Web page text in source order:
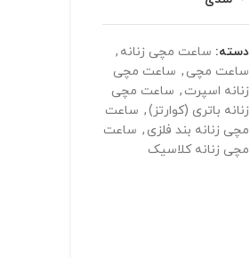
دسته: ساعت مچی زنانه ,
ساعت مچی , ساعت مچی
زنانه اسپرت , ساعت مچی
زنانه باتری (کوارتز), ساعت
مچی زنانه بند فلزی , ساعت
مچی زنانه کلاسیک